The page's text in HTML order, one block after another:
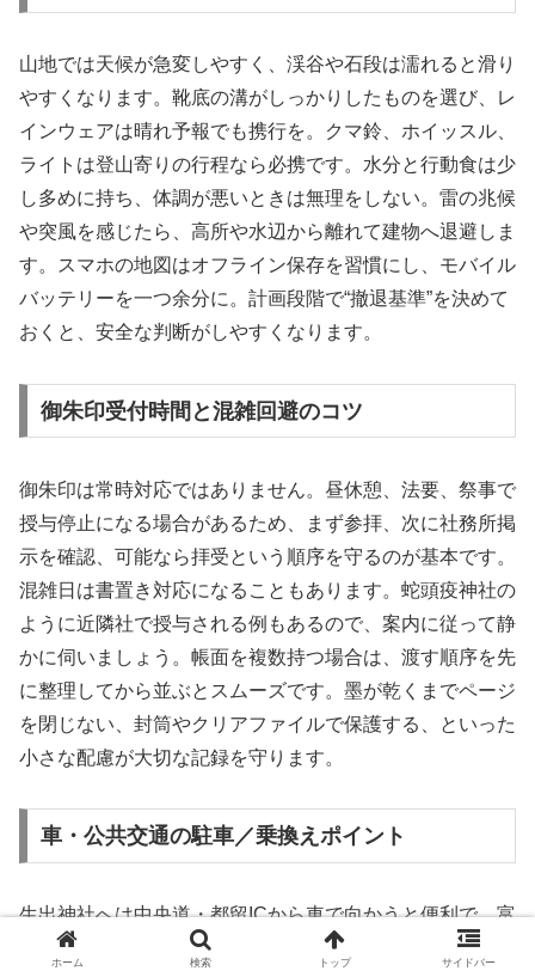
山地では天候が急変しやすく、渓谷や石段は濡れると滑り
やすくなります。靴底の溝がしっかりしたものを選び、レ
インウェアは晴れ予報でも携行を。クマ鈴、ホイッスル、
ライトは登山寄りの行程なら必携です。水分と行動食は少
し多めに持ち、体調が悪いときは無理をしない。雷の兆候
や突風を感じたら、高所や水辺から離れて建物へ退避しま
す。スマホの地図はオフライン保存を習慣にし、モバイル
バッテリーを一つ余分に。計画段階で“撤退基準”を決めて
おくと、安全な判断がしやすくなります。
御朱印受付時間と混雑回避のコツ
御朱印は常時対応ではありません。昼休憩、法要、祭事で
授与停止になる場合があるため、まず参拝、次に社務所掲
示を確認、可能なら拝受という順序を守るのが基本です。
混雑日は書置き対応になることもあります。蛇頭疫神社の
ように近隣社で授与される例もあるので、案内に従って静
かに伺いましょう。帳面を複数持つ場合は、渡す順序を先
に整理してから並ぶとスムーズです。墨が乾くまでページ
を閉じない、封筒やクリアファイルで保護する、といった
小さな配慮が大切な記録を守ります。
車・公共交通の駐車／乗換えポイント
生出神社へは中央道・都留ICから車で向かうと便利で、富
士急行線の赤坂駅・禾生駅からもアクセス可能です。河口
ホーム 検索 トップ サイドバー